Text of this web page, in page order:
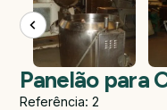
Panelão para
Referência: 2